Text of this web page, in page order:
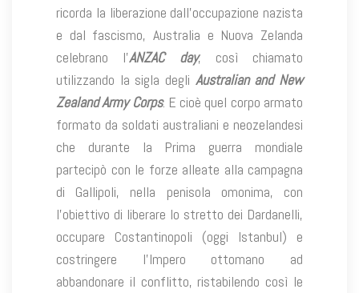
ricorda la liberazione dall’occupazione nazista
e dal fascismo, Australia e Nuova Zelanda
celebrano l’ANZAC day, così chiamato
utilizzando la sigla degli Australian and New
Zealand Army Corps. E cioè quel corpo armato
formato da soldati australiani e neozelandesi
che durante la Prima guerra mondiale
partecipò con le forze alleate alla campagna
di Gallipoli, nella penisola omonima, con
l’obiettivo di liberare lo stretto dei Dardanelli,
occupare Costantinopoli (oggi Istanbul) e
costringere l’Impero ottomano ad
abbandonare il conflitto, ristabilendo così le